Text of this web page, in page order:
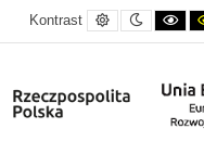
Kontrast
Kontrast
domyślny
Kontrast
nocny